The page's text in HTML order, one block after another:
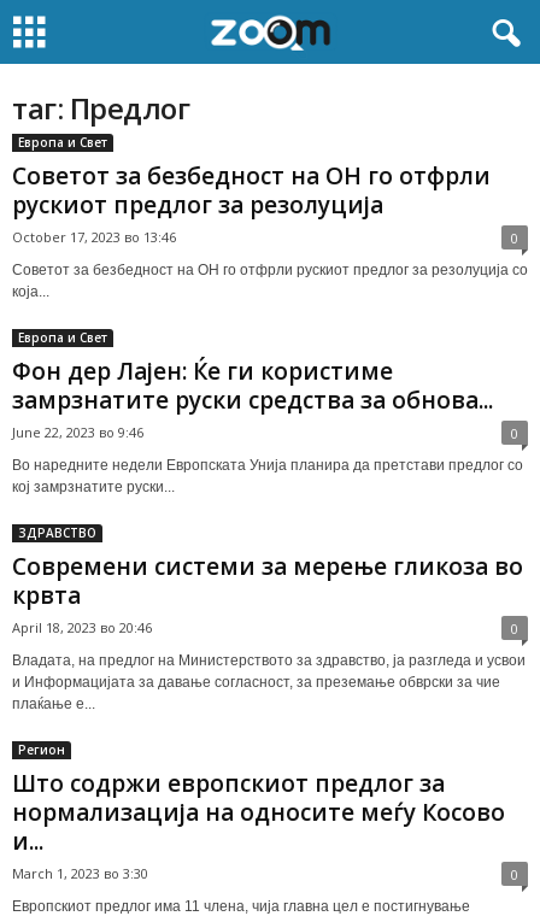
таг: Предлог
Европа и Свет
Советот за безбедност на ОН го отфрли
рускиот предлог за резолуција
October 17, 2023 во 13:46 0
Советот за безбедност на ОН го отфрли рускиот предлог за резолуција со
која...
Европа и Свет
Фон дер Лајен: Ќе ги користиме
замрзнатите руски средства за обнова...
June 22, 2023 во 9:46 0
Во наредните недели Европската Унија планира да претстави предлог со
кој замрзнатите руски...
ЗДРАВСТВО
Современи системи за мерење гликоза во
крвта
April 18, 2023 во 20:46 0
Владата, на предлог на Министерството за здравство, ја разгледа и усвои
и Информацијата за давање согласност, за преземање обврски за чие
плаќање е...
Регион
Што содржи европскиот предлог за
нормализација на односите меѓу Косово
и...
March 1, 2023 во 3:30 0
Европскиот предлог има 11 члена, чија главна цел е постигнување